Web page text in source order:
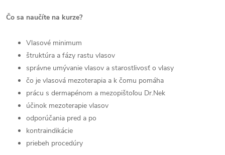
Čo sa naučíte na kurze?
Vlasové minimum
štruktúra a fázy rastu vlasov
správne umývanie vlasov a starostlivosť o vlasy
čo je vlasová mezoterapia a k čomu pomáha
prácu s dermapénom a mezopištoľou Dr.Nek
účinok mezoterapie vlasov
odporúčania pred a po
kontraindikácie
priebeh procedúry